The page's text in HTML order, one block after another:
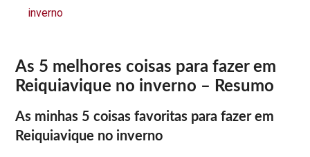
inverno
As 5 melhores coisas para fazer em
Reiquiavique no inverno – Resumo
As minhas 5 coisas favoritas para fazer em
Reiquiavique no inverno